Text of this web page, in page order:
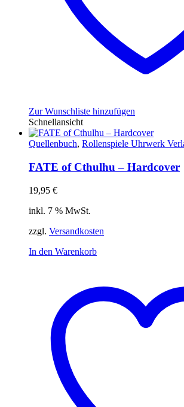
Zur Wunschliste hinzufügen
Schnellansicht
Quellenbuch, Rollenspiele Uhrwerk
FATE of Cthulhu – Hardcover
19,95 €
inkl. 7 % MwSt.
zzgl. Versandkosten
In den Warenkorb